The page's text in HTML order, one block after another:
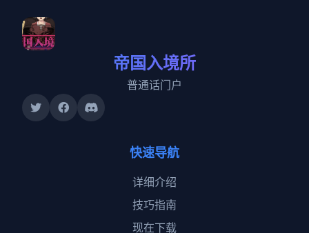
帝国入境所
普通话门户
快速导航
详细介绍
技巧指南
现在下载